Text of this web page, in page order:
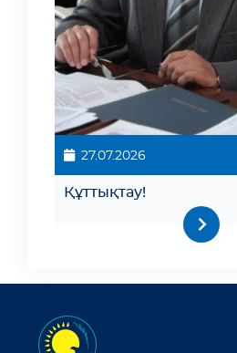
27.07.2026
Құттықтау!